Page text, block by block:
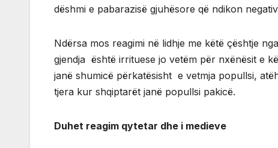
dëshmi e pabarazisë gjuhësore që ndikon
Ndërsa mos reagimi në lidhje me këtë çështje
gjendja është irrituese jo vetëm për nxënësit e
janë shumicë përkatësisht e vetmja popullsi,
tjera kur shqiptarët janë popullsi pakicë.
Duhet reagim qytetar dhe i medieve